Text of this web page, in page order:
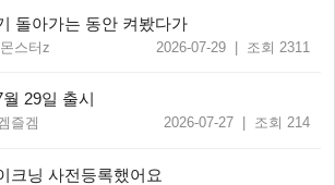
돌아가는 동안 켜봤다가
스터z 2026-07-29 | 조회 2311
29일 출시
즐겜 2026-07-27 | 조회 214
크닝 사전등록했어요